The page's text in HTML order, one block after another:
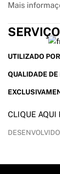
Mais
UTILIZADO
QUALIDADE
CLIQUE AQUI